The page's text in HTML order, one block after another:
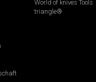
World of knives Tools
triangle®